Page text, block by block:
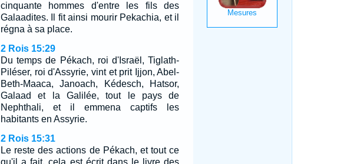
cinquante hommes d'entre les fils des
Galaadites. Il fit ainsi mourir Pekachia, et il
régna à sa place.
2 Rois 15:29
Du temps de Pékach, roi d'Israël, Tiglath-
Piléser, roi d'Assyrie, vint et prit Ijjon, Abel-
Beth-Maaca, Janoach, Kédesch, Hatsor,
Galaad et la Galilée, tout le pays de
Nephthali, et il emmena captifs les
habitants en Assyrie.
2 Rois 15:31
Le reste des actions de Pékach, et tout ce
qu'il a fait, cela est écrit dans le livre des